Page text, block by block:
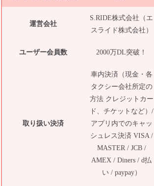
運営会社
S.RIDE株式会社（エ
スライド株式会社）
ユーザー会員数 2000万DL突破！
取り扱い決済
車内決済（現金・各
タクシー会社所定の
方法 クレジットカー
ド、チケットなど）/
アプリ内でのキャッ
シュレス決済 VISA /
MASTER / JCB /
AMEX / Diners / d払
い / paypay）